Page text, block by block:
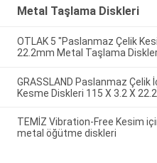
Metal Taşlama Diskleri
OTLAK 5 "Paslanmaz Çelik
22.2mm Metal Taşlama
GRASSLAND Paslanmaz Çelik
Kesme Diskleri 115 X 3.2 X
TEMİZ Vibration-Free Kesim
metal öğütme diskleri